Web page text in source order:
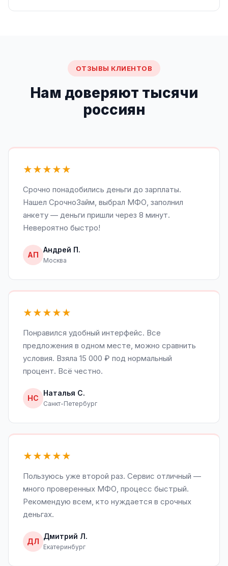
ОТЗЫВЫ КЛИЕНТОВ
Нам доверяют тысячи
россиян
★★★★★
Срочно понадобились деньги до зарплаты.
Нашел СрочноЗайм, выбрал МФО, заполнил
анкету — деньги пришли через 8 минут.
Невероятно быстро!
АП
Андрей П.
Москва
★★★★★
Понравился удобный интерфейс. Все
предложения в одном месте, можно сравнить
условия. Взяла 15 000 ₽ под нормальный
процент. Всё честно.
НС
Наталья С.
Санкт-Петербург
★★★★★
Пользуюсь уже второй раз. Сервис отличный —
много проверенных МФО, процесс быстрый.
Рекомендую всем, кто нуждается в срочных
деньгах.
ДЛ
Дмитрий Л.
Екатеринбург